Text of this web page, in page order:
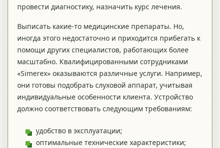
провести диагностику, назначить курс лечения.
Выписать какие-то медицинские препараты. Но,
иногда этого недостаточно и приходится прибегать к
помощи других специалистов, работающих более
масштабно. Квалифицированными сотрудниками
«Simerex» оказываются различные услуги. Например,
они готовы подобрать слуховой аппарат, учитывая
индивидуальные особенности клиента. Устройство
должно соответствовать следующим требованиям:
удобство в эксплуатации;
оптимальные технические характеристики;